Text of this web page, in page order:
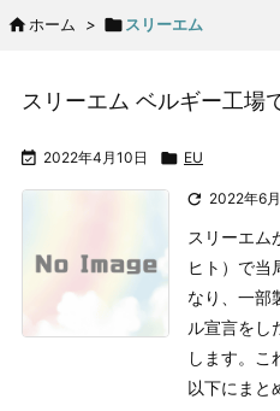
 ホーム >  スリーエム
スリーエム ベルギー工場
 2022年4月10日  EU
 2022年6
スリーエム
ヒト）で当
なり、一部
ル宣言をし
します。
こ
以下にまと